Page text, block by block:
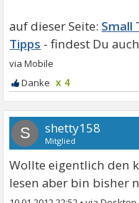
Small
Tipps
x 4
S shetty158
Mitglied
Wollte eigentlich den
lesen aber bin bisher